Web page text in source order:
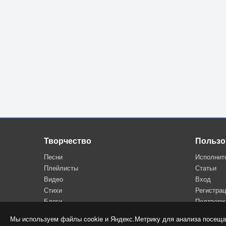
Мы используем файлы cookie и Яндекс.Метрику для анализа
родной человек
Творчество
Песни
Плейлисты
Видео
Стихи
Блоги
Статьи
Вход